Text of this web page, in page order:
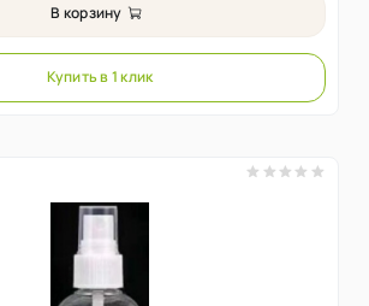
В корзину
Купить в 1 клик